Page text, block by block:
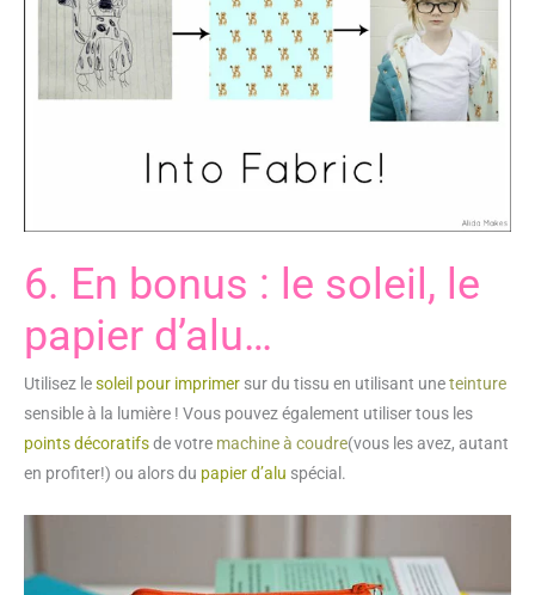
6. En bonus : le soleil, le
papier d’alu…
Utilisez lesoleil pour imprimer sur du tissu en utilisant uneteinture
sensible à la lumière ! Vous pouvez également utiliser tous les
points décoratifsde votre machine à coudre(vous les avez, autant
en profiter!) ou alors du papier d’alu spécial.